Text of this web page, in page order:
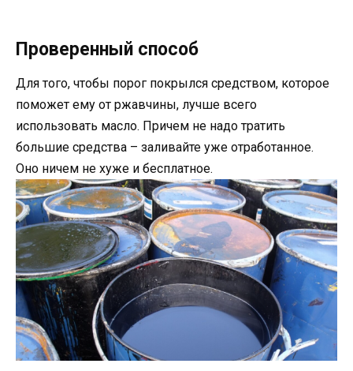
Проверенный способ
Для того, чтобы порог покрылся средством, которое
поможет ему от ржавчины, лучше всего
использовать масло. Причем не надо тратить
большие средства – заливайте уже отработанное.
Оно ничем не хуже и бесплатное.